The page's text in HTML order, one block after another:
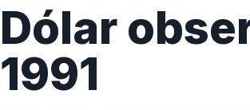
Dólar
1991